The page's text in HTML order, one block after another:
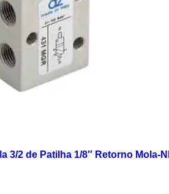
3/2 de Patilha 1/8″ Retorno Mola-